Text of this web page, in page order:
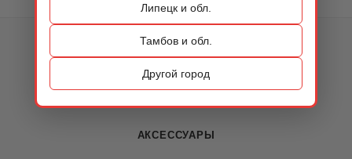
Липецк и обл.
Тамбов и обл.
Другой город
КАТАЛОГ
ОБУВЬ
СУМКИ
АКСЕССУАРЫ